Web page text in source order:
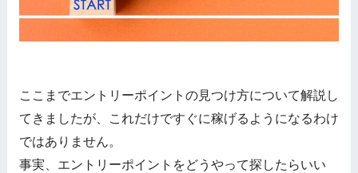
ここまでエントリーポイントの見つけ方について解説し
てきましたが、これだけですぐに稼げるようになるわけ
ではありません。
事実、エントリーポイントをどうやって探したらいい